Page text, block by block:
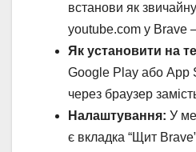
встанови як
youtube.com у Brave
Як установити на
Google Play або App
через браузер
Налаштування: У
є вкладка “Щит